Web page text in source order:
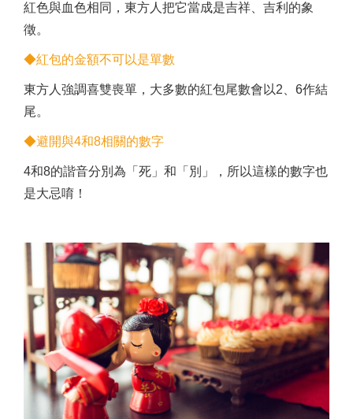
紅色與血色相同，東方人把它當成是吉祥、吉利的象
徵。
◆紅包的金額不可以是單數
東方人強調喜雙喪單，大多數的紅包尾數會以2、6作結
尾。
◆避開與4和8相關的數字
4和8的諧音分別為「死」和「別」，所以這樣的數字也
是大忌唷！